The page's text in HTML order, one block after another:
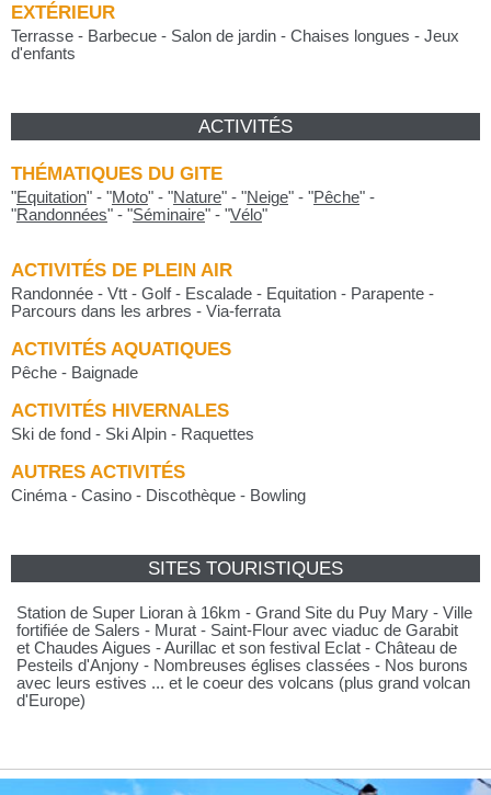
EXTÉRIEUR
Terrasse - Barbecue - Salon de jardin - Chaises longues - Jeux
d'enfants
ACTIVITÉS
THÉMATIQUES DU GITE
"Equitation" - "Moto" - "Nature" - "Neige" - "Pêche" -
"Randonnées" - "Séminaire" - "Vélo"
ACTIVITÉS DE PLEIN AIR
Randonnée - Vtt - Golf - Escalade - Equitation - Parapente -
Parcours dans les arbres - Via-ferrata
ACTIVITÉS AQUATIQUES
Pêche - Baignade
ACTIVITÉS HIVERNALES
Ski de fond - Ski Alpin - Raquettes
AUTRES ACTIVITÉS
Cinéma - Casino - Discothèque - Bowling
SITES TOURISTIQUES
Station de Super Lioran à 16km - Grand Site du Puy Mary - Ville
fortifiée de Salers - Murat - Saint-Flour avec viaduc de Garabit
et Chaudes Aigues - Aurillac et son festival Eclat - Château de
Pesteils d'Anjony - Nombreuses églises classées - Nos burons
avec leurs estives ... et le coeur des volcans (plus grand volcan
d'Europe)